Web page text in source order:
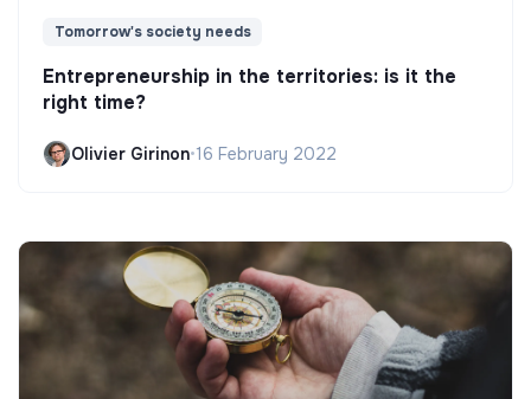
Tomorrow's society needs
Entrepreneurship in the territories: is it the
right time?
Olivier Girinon•16 February 2022